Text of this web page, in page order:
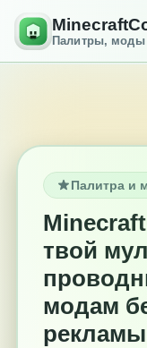
Палитры,
Палитра и
твой
модам
рекламы